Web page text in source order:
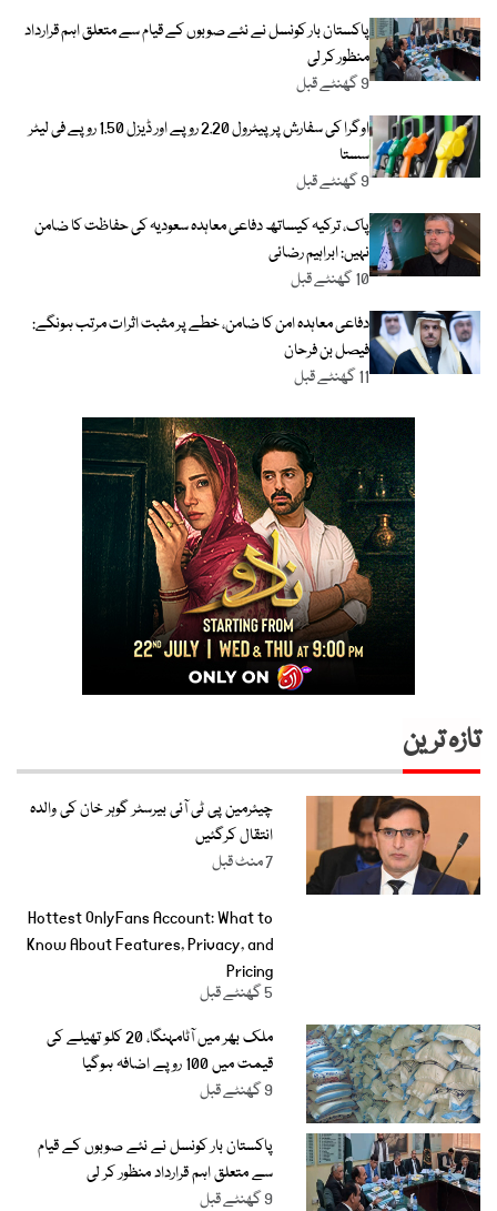
پاکستان بار کونسل نے نئے صوبوں کے قیام سے متعلق اہم قرارداد
منظور کر لی
9 گھنٹے قبل
اوگرا کی سفارش پر پیٹرول 2.20 روپے اور ڈیزل 1.50 روپے فی لیٹر
سستا
9 گھنٹے قبل
پاک، ترکیہ کیساتھ دفاعی معاہدہ سعودیہ کی حفاظت کا ضامن
نہیں: ابراہیم رضائی
10 گھنٹے قبل
دفاعی معاہدہ امن کا ضامن، خطے پر مثبت اثرات مرتب ہونگے:
فیصل بن فرحان
11 گھنٹے قبل
تازہ ترین
چیئرمین پی ٹی آئی بیرسٹر گوہر خان کی والدہ
انتقال کرگئیں
7 منٹ قبل
Hottest OnlyFans Account: What to
Know About Features, Privacy, and
Pricing
5 گھنٹے قبل
ملک بھر میں آٹامہنگا، 20 کلو تھیلے کی
قیمت میں 100 روپے اضافہ ہوگیا
9 گھنٹے قبل
پاکستان بار کونسل نے نئے صوبوں کے قیام
سے متعلق اہم قرارداد منظور کر لی
9 گھنٹے قبل